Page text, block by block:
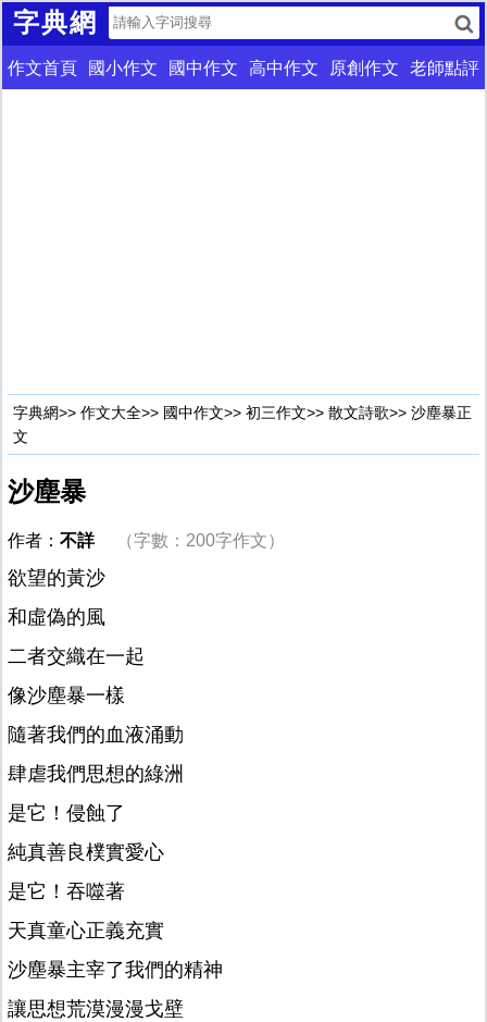
字典網
作文首頁 國小作文 國中作文 高中作文 原創作文 老師點評
字典網>> 作文大全>> 國中作文>> 初三作文>> 散文詩歌>> 沙塵暴正
文
沙塵暴
作者： 不詳 （字數：200字作文）
欲望的黃沙
和虛偽的風
二者交織在一起
像沙塵暴一樣
隨著我們的血液涌動
肆虐我們思想的綠洲
是它！侵蝕了
純真善良樸實愛心
是它！吞噬著
天真童心正義充實
沙塵暴主宰了我們的精神
讓思想荒漠漫漫戈壁